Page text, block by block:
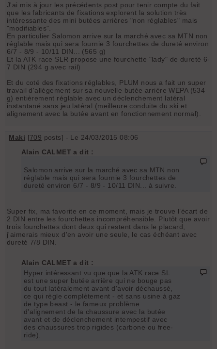
J'ai mis à jour les précédents post pour tenir compte du fait
que les fabricants de fixations explorent la solution très
intéressante des mini butées arrières "non réglables" mais
"modifiables".
En particulier Salomon arrive sur la marché avec sa MTN non
réglable mais qui sera fournie 3 fourchettes de dureté environ
6/7 - 8/9 - 10/11 DIN... (565 g)
Et la ATK race SLR propose une fourchette "lady" de dureté 6-
7 DIN (294 g avec rail)
Et du coté des fixations réglables, PLUM nous a fait un super
travail d'allègement sur sa nouvelle butée arrière WEPA (534
g) entièrement réglable avec un déclenchement latéral
instantané sans jeu latéral (meilleure conduite du ski et
alignement avec la butée avant en fonctionnement normal).
Maki [709 posts] - Le 24/03/2015 08:06
Alain CALMET a dit :
Salomon arrive sur la marché avec sa MTN non
réglable mais qui sera fournie 3 fourchettes de
dureté environ 6/7 - 8/9 - 10/11 DIN... à suivre.
Super fix, ma favorite en ce moment, mais je trouve l’écart de
2 DIN entre les fourchettes incompréhensible. Plutôt que avoir
trois fourchettes dont deux qui restent dans le placard,
j'aimerais mieux d'en avoir une seule, le cas échéant avec
dureté 7/8 DIN.
Alain CALMET a dit :
Hyper intéressant vu que que la ATK race SL
est une super butée arrière qui ne bouge pas
du tout latéralement avant d'avoir déchaussé,
ce qui règle complètement - et sans usine à gaz
de type beast - le fameux problème
d'alignement de la chaussure avec la butée
avant et de déclenchement intempestif avec
des chaussures trop rigides (carbone ou free-
ride).